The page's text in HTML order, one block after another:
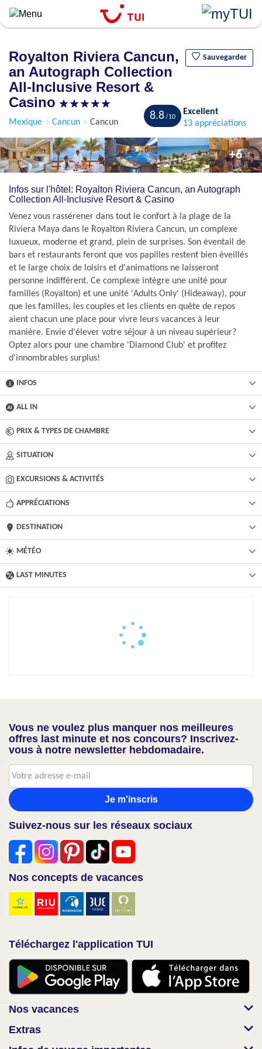
Aller
principal
Royalton Riviera Cancun,
an Autograph Collection
All-Inclusive Resort &
Casino
Sauvegarder
Mexique Cancun Cancun
8.8
Excellent
13 appréciations
+6
Infos sur l'hôtel: Royalton Riviera Cancun, an Autograph
Collection All-Inclusive Resort & Casino
Venez vous rassérener dans tout le confort à la plage de la
Riviera Maya dans le Royalton Riviera Cancun, un complexe
luxueux, moderne et grand, plein de surprises. Son éventail de
bars et restaurants feront que vos papilles restent bien éveillés
et le large choix de loisirs et d'animations ne laisseront
personne indifférent. Ce complexe intègre une unité pour
familles (Royalton) et une unité 'Adults Only' (Hideaway), pour
que les familles, les couples et les clients en quête de repos
aient chacun une place pour vivre leurs vacances à leur
manière. Envie d'élever votre séjour à un niveau supérieur?
Optez alors pour une chambre 'Diamond Club' et profitez
d'innombrables surplus!
INFOS
ALL IN
PRIX & TYPES DE CHAMBRE
SITUATION
EXCURSIONS & ACTIVITÉS​
APPRÉCIATIONS
DESTINATION
MÉTÉO
LAST MINUTES
Vous ne voulez plus manquer nos meilleures
offres last minute et nos concours? Inscrivez-
vous à notre newsletter hebdomadaire.
Je m'inscris
Suivez-nous sur les réseaux sociaux
Nos concepts de vacances
Téléchargez l'application TUI
Nos vacances
Extras